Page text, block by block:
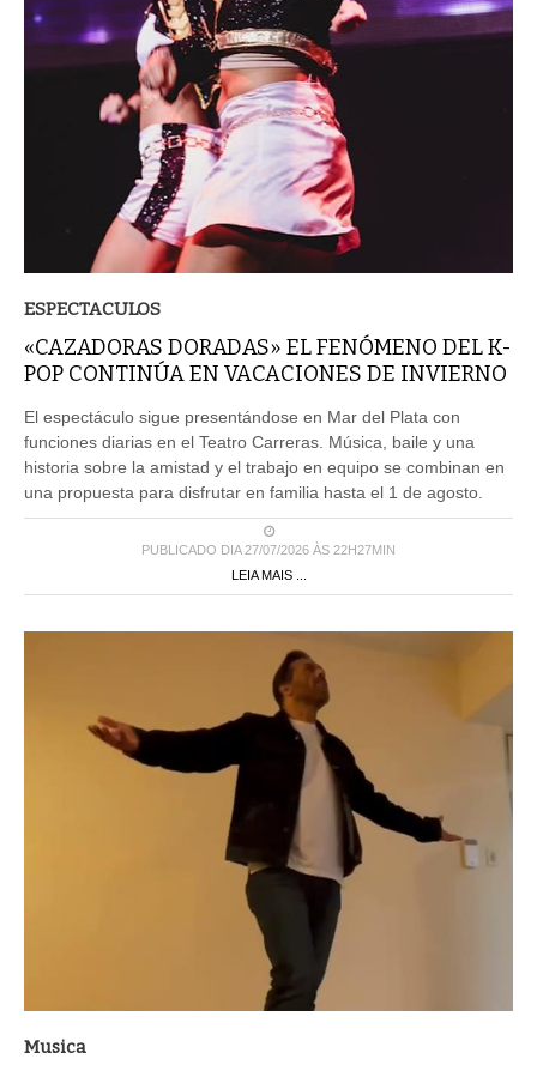
ESPECTACULOS
«CAZADORAS DORADAS» EL FENÓMENO DEL K-
POP CONTINÚA EN VACACIONES DE INVIERNO
El espectáculo sigue presentándose en Mar del Plata con
funciones diarias en el Teatro Carreras. Música, baile y una
historia sobre la amistad y el trabajo en equipo se combinan en
una propuesta para disfrutar en familia hasta el 1 de agosto.
PUBLICADO DIA 27/07/2026 ÀS 22H27MIN
LEIA MAIS ...
Musica